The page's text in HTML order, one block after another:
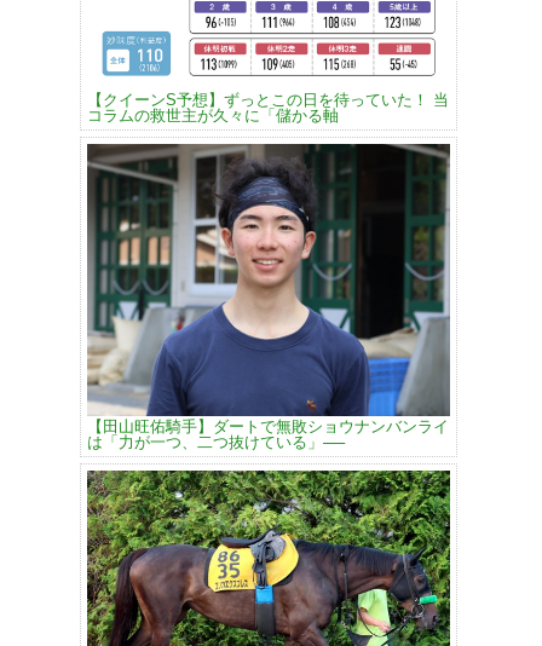
【クイーンS予想】ずっとこの日を待っていた！ 当
コラムの救世主が久々に「儲かる軸
【田山旺佑騎手】ダートで無敗ショウナンバンライ
は「力が一つ、二つ抜けている」──